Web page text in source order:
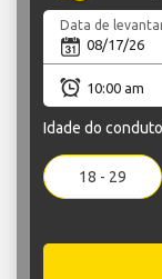
Data de
Idade do
18 - 29